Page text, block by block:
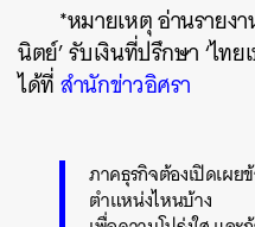
*หมายเหตุ อ่านรายง
นิตย์’ รับเงินที่ปรึกษา ‘ไท
ได้ที่สำนักข่าวอิศรา
ภาคธุรกิจต้องเปิดเผย
ตำแหน่งไหนบ้าง